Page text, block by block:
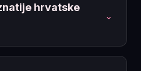
hrvatske
⌄